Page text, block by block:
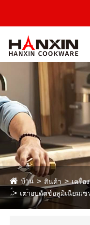
บ้าน สินค้า
เครื่อ
เตาอบดัตช์อลูมิเนียมเซ